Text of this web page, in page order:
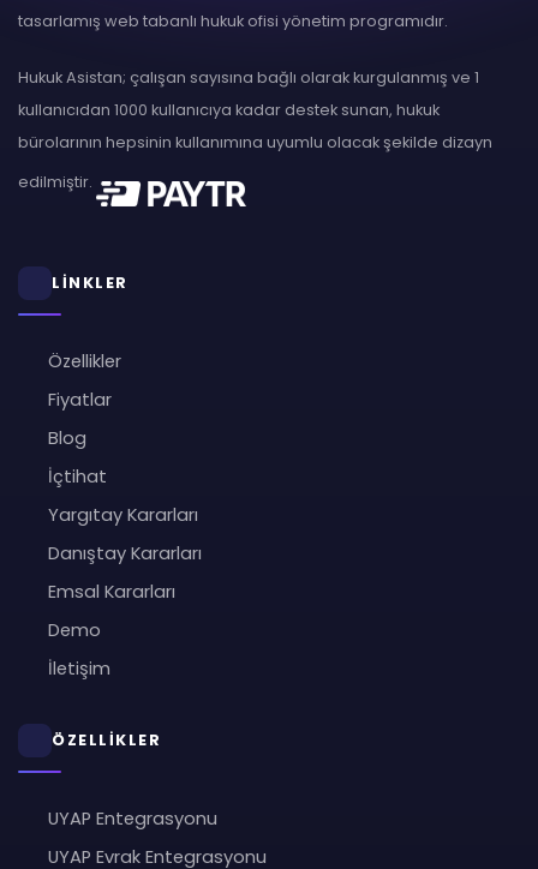
tasarlamış web tabanlı hukuk ofisi yönetim programıdır.
Hukuk Asistan; çalışan sayısına bağlı olarak kurgulanmış ve 1
kullanıcıdan 1000 kullanıcıya kadar destek sunan, hukuk
bürolarının hepsinin kullanımına uyumlu olacak şekilde dizayn
edilmiştir.
LİNKLER
Özellikler
Fiyatlar
Blog
İçtihat
Yargıtay Kararları
Danıştay Kararları
Emsal Kararları
Demo
İletişim
ÖZELLİKLER
UYAP Entegrasyonu
UYAP Evrak Entegrasyonu